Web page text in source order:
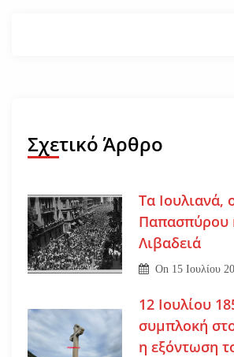
Σχετικό Άρθρο
Τα Ιουλιανά,
Παπασπύρου
Λιβαδειά
On 15 Ιουλίου
12 Ιουλίου
συμπλοκή
η εξόντωση